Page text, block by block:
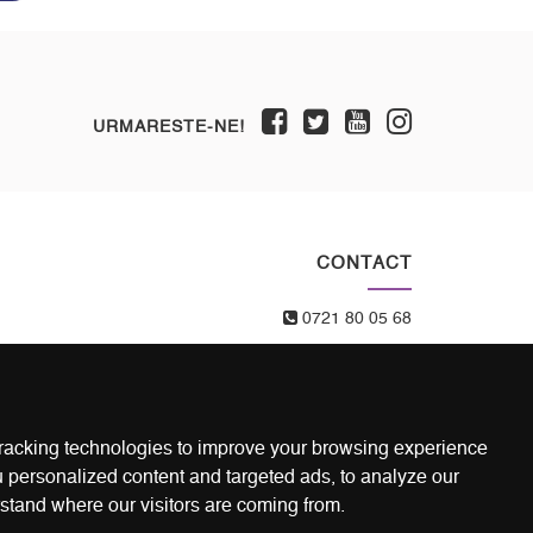
technologies to improve your browsing experience
personalized content and targeted ads, to analyze our
where our visitors are coming from.
URMARESTE-NE!
CONTACT
0721 80 05 68